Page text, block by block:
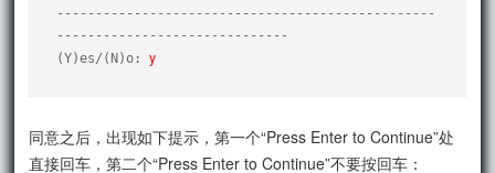
-------------------------------------------------
------------------------------
(Y)es/(N)o: y
同意之后，出现如下提示，第一个“Press Enter to Continue”处
直接回车，第二个“Press Enter to Continue”不要按回车：